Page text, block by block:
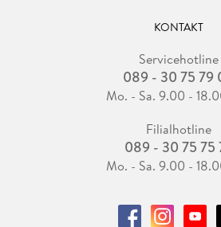
KONTAKT
Servicehotline
089 - 30 75 79
Mo. - Sa. 9.00 -
Filialhotline
089 - 30 75 75
Mo. - Sa. 9.00 -